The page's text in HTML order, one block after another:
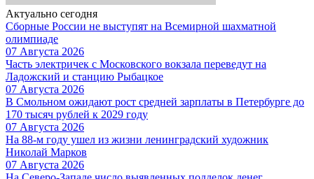
Актуально сегодня
Сборные России не выступят на Всемирной шахматной
олимпиаде
07 Августа 2026
Часть электричек с Московского вокзала переведут на
Ладожский и станцию Рыбацкое
07 Августа 2026
В Смольном ожидают рост средней зарплаты в Петербурге до
170 тысяч рублей к 2029 году
07 Августа 2026
На 88-м году ушел из жизни ленинградский художник
Николай Марков
07 Августа 2026